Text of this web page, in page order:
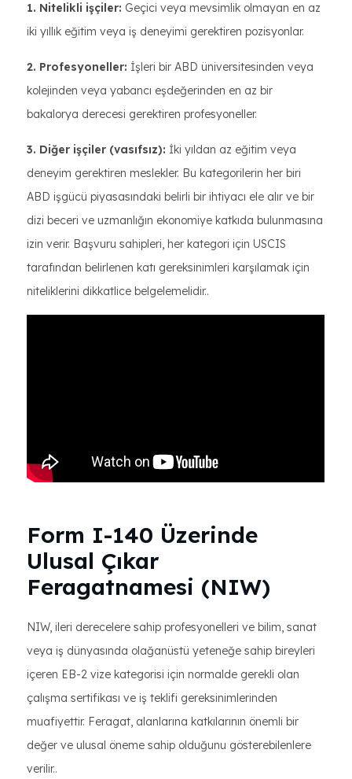
1. Nitelikli işçiler: Geçici veya mevsimlik olmayan en az
iki yıllık eğitim veya iş deneyimi gerektiren pozisyonlar.
2. Profesyoneller: İşleri bir ABD üniversitesinden veya
kolejinden veya yabancı eşdeğerinden en az bir
bakalorya derecesi gerektiren profesyoneller.
3. Diğer işçiler (vasıfsız): İki yıldan az eğitim veya
deneyim gerektiren meslekler. Bu kategorilerin her biri
ABD işgücü piyasasındaki belirli bir ihtiyacı ele alır ve bir
dizi beceri ve uzmanlığın ekonomiye katkıda bulunmasına
izin verir. Başvuru sahipleri, her kategori için USCIS
tarafından belirlenen katı gereksinimleri karşılamak için
niteliklerini dikkatlice belgelemelidir..
Form I-140 Üzerinde
Ulusal Çıkar
Feragatnamesi (NIW)
NIW, ileri derecelere sahip profesyonelleri ve bilim, sanat
veya iş dünyasında olağanüstü yeteneğe sahip bireyleri
içeren EB-2 vize kategorisi için normalde gerekli olan
çalışma sertifikası ve iş teklifi gereksinimlerinden
muafiyettir. Feragat, alanlarına katkılarının önemli bir
değer ve ulusal öneme sahip olduğunu gösterebilenlere
verilir..